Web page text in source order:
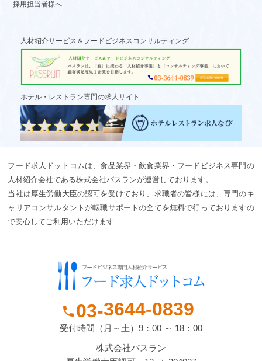
採用担当者様へ
人材紹介サービス＆フードビジネスコンサルティング
ホテル・レストラン専門の求人サイト
フード求人ドットコムは、食品業界・飲食業界・フードビジネス専門の
人材紹介会社である株式会社パスランが運営しております。
当社は厚生労働大臣の認可を受けており、求職者の皆様には、専門のキ
ャリアコンサルタントが転職サポートの全てを無料で行っておりますの
で安心してご利用いただけます
phone 03-3644-0839
受付時間（月～土）9：00 ～ 18：00
株式会社パスラン